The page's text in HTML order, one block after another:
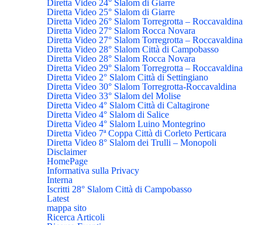
Diretta Video 24° Slalom di Giarre
Diretta Video 25° Slalom di Giarre
Diretta Video 26° Slalom Torregrotta – Roccavaldina
Diretta Video 27° Slalom Rocca Novara
Diretta Video 27° Slalom Torregrotta – Roccavaldina
Diretta Video 28° Slalom Città di Campobasso
Diretta Video 28° Slalom Rocca Novara
Diretta Video 29° Slalom Torregrotta – Roccavaldina
Diretta Video 2° Slalom Città di Settingiano
Diretta Video 30° Slalom Torregrotta-Roccavaldina
Diretta Video 33° Slalom del Molise
Diretta Video 4° Slalom Città di Caltagirone
Diretta Video 4° Slalom di Salice
Diretta Video 4° Slalom Luino Montegrino
Diretta Video 7ª Coppa Città di Corleto Perticara
Diretta Video 8° Slalom dei Trulli – Monopoli
Disclaimer
HomePage
Informativa sulla Privacy
Interna
Iscritti 28° Slalom Città di Campobasso
Latest
mappa sito
Ricerca Articoli